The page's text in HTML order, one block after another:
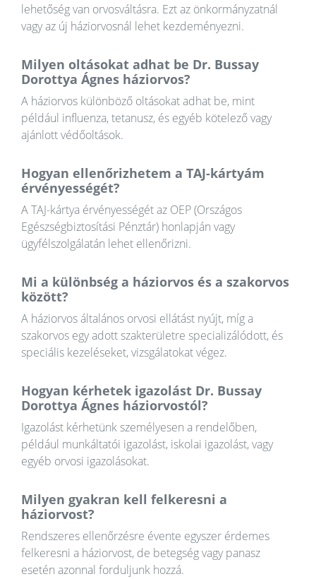
lehetőség van orvosváltásra. Ezt az önkormányzatnál
vagy az új háziorvosnál lehet kezdeményezni.
Milyen oltásokat adhat be Dr. Bussay
Dorottya Ágnes háziorvos?
A háziorvos különböző oltásokat adhat be, mint
például influenza, tetanusz, és egyéb kötelező vagy
ajánlott védőoltások.
Hogyan ellenőrizhetem a TAJ-kártyám
érvényességét?
A TAJ-kártya érvényességét az OEP (Országos
Egészségbiztosítási Pénztár) honlapján vagy
ügyfélszolgálatán lehet ellenőrizni.
Mi a különbség a háziorvos és a szakorvos
között?
A háziorvos általános orvosi ellátást nyújt, míg a
szakorvos egy adott szakterületre specializálódott, és
speciális kezeléseket, vizsgálatokat végez.
Hogyan kérhetek igazolást Dr. Bussay
Dorottya Ágnes háziorvostól?
Igazolást kérhetünk személyesen a rendelőben,
például munkáltatói igazolást, iskolai igazolást, vagy
egyéb orvosi igazolásokat.
Milyen gyakran kell felkeresni a
háziorvost?
Rendszeres ellenőrzésre évente egyszer érdemes
felkeresni a háziorvost, de betegség vagy panasz
esetén azonnal forduljunk hozzá.